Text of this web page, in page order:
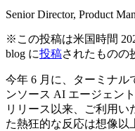
Senior Director, Product
※この投稿は米国時間
blog に投稿されたものの
今年 6 月に、ターミナル
ンソース AI エージェント
リリース以来、ご利用
た熱狂的な反応は想像以